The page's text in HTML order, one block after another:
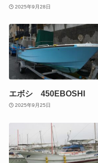
2025年9月28日
エボシ 450EBOSHI
2025年9月25日